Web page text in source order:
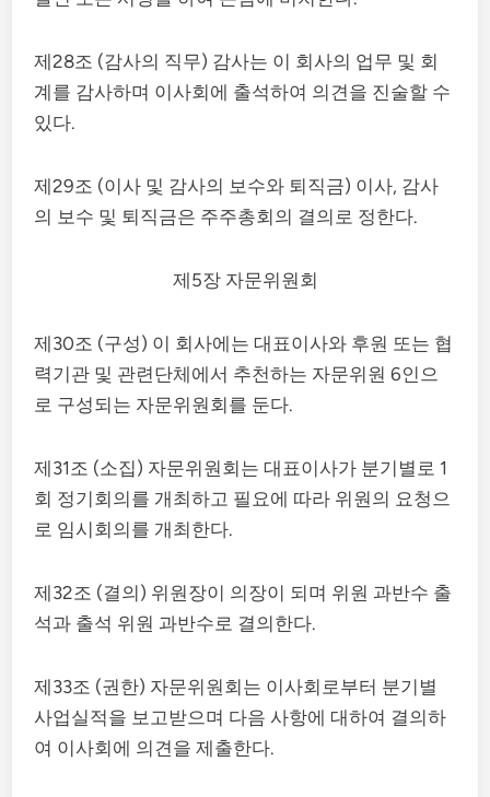
제28조 (감사의 직무) 감사는 이 회사의 업무 및 회
계를 감사하며 이사회에 출석하여 의견을 진술할 수
있다.
제29조 (이사 및 감사의 보수와 퇴직금) 이사, 감사
의 보수 및 퇴직금은 주주총회의 결의로 정한다.
제5장 자문위원회
제30조 (구성) 이 회사에는 대표이사와 후원 또는 협
력기관 및 관련단체에서 추천하는 자문위원 6인으
로 구성되는 자문위원회를 둔다.
제31조 (소집) 자문위원회는 대표이사가 분기별로 1
회 정기회의를 개최하고 필요에 따라 위원의 요청으
로 임시회의를 개최한다.
제32조 (결의) 위원장이 의장이 되며 위원 과반수 출
석과 출석 위원 과반수로 결의한다.
제33조 (권한) 자문위원회는 이사회로부터 분기별
사업실적을 보고받으며 다음 사항에 대하여 결의하
여 이사회에 의견을 제출한다.